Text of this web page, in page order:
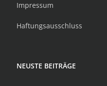
Impressum
Haftungsausschluss
NEUSTE BEITRÄGE